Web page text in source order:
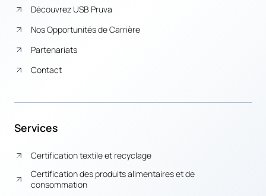
Découvrez USB Pruva
Nos Opportunités de Carrière
Partenariats
Contact
Services
Certification textile et recyclage
Certification des produits alimentaires et de
consommation